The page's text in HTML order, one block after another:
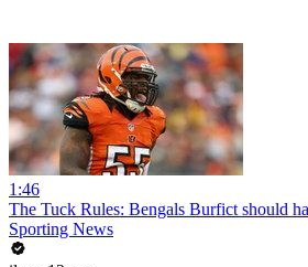
1:46
The Tuck Rules: Bengals Burfict should
Sporting News